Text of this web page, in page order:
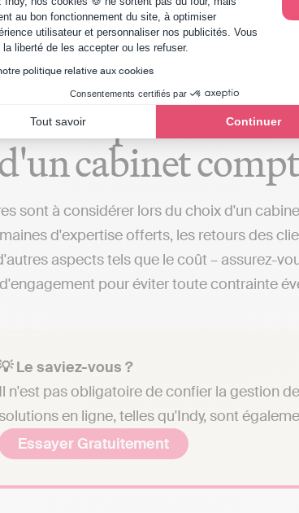
au bon fonctionnement du site, à optimiser
utilisateur et personnaliser nos publicités. Vous
la liberté de les accepter ou les refuser.
politique relative aux cookies
Consentements certifiés par
Tout savoir Continuer
Axeptio consent
Mormaison ou dans d'autres localités),
à prendre
cabinet
sont à considérer lors du choix d'un
d'expertise offerts, les retours des
aspects tels que le coût – assurez-
pour éviter toute contrainte
Le saviez-vous ?
Il n'est pas obligatoire de confier la gestion
solutions en ligne, telles qu'Indy, sont
Essayer Gratuitement